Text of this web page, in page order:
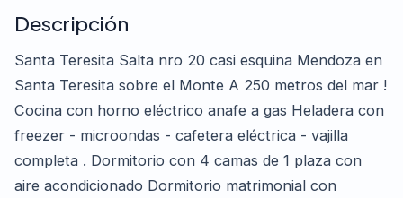
Descripción
Santa Teresita Salta nro 20 casi esquina Mendoza en
Santa Teresita sobre el Monte A 250 metros del mar !
Cocina con horno eléctrico anafe a gas Heladera con
freezer - microondas - cafetera eléctrica - vajilla
completa . Dormitorio con 4 camas de 1 plaza con
aire acondicionado Dormitorio matrimonial con